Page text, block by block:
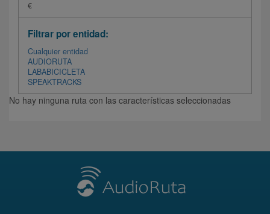
€
Filtrar por entidad:
Cualquier entidad
AUDIORUTA
LABABICICLETA
SPEAKTRACKS
No hay ninguna ruta con las características seleccionadas